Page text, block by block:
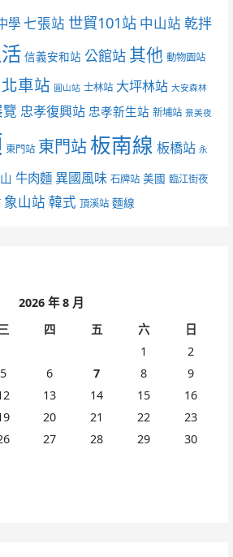
學 七張站 世貿101站 中山站 乾拌
信義安和站 公館站 其他 動物園站
車站 圓山站 士林站 大坪林站 大安森林
覽 忠孝復興站 忠孝新生站 新埔站 景美夜
東門站 東門站板南線 板橋站 永
牛肉麵 異國風味 石牌站 美國 臨江街夜
象山站 韓式 頂溪站 麵線
2026 年 8 月
四 五 六
日
1
2
5 6 7 8
9
13 14 15
16
20 21 22
23
27 28 29
30